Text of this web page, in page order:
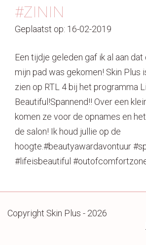
#ZININ
Geplaatst op: 16-02-2019
Een tijdje geleden gaf ik al aan
mijn pad was gekomen! Skin Plus
zien op RTL 4 bij het programma
Beautiful!Spannend!! Over een
komen ze voor de opnames en
de salon! Ik houd jullie op de
hoogte.#beautyawardavontuur
#lifeisbeautiful
Copyright Skin Plus - 2026